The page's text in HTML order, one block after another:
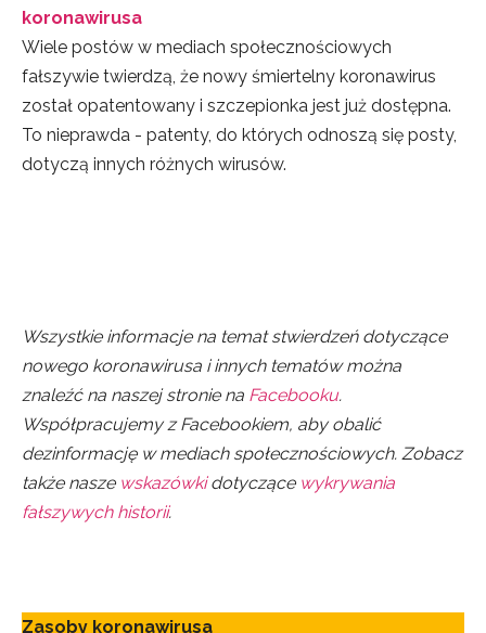
koronawirusa
Wiele postów w mediach społecznościowych
fałszywie twierdzą, że nowy śmiertelny koronawirus
został opatentowany i szczepionka jest już dostępna.
To nieprawda - patenty, do których odnoszą się posty,
dotyczą innych różnych wirusów.
Wszystkie informacje na temat stwierdzeń dotyczące
nowego koronawirusa i innych tematów można
znaleźć na naszej stronie na Facebooku.
Współpracujemy z Facebookiem, aby obalić
dezinformację w mediach społecznościowych. Zobacz
także nasze wskazówkidotyczące wykrywania
fałszywych historii.
Zasoby koronawirusa